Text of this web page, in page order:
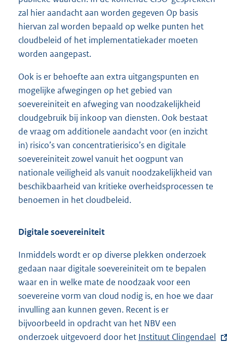
zal hier aandacht aan worden gegeven Op basis
hiervan zal worden bepaald op welke punten het
cloudbeleid of het implementatiekader moeten
worden aangepast.
Ook is er behoefte aan extra uitgangspunten en
mogelijke afwegingen op het gebied van
soevereiniteit en afweging van noodzakelijkheid
cloudgebruik bij inkoop van diensten. Ook bestaat
de vraag om additionele aandacht voor (en inzicht
in) risico’s van concentratierisico’s en digitale
soevereiniteit zowel vanuit het oogpunt van
nationale veiligheid als vanuit noodzakelijkheid van
beschikbaarheid van kritieke overheidsprocessen te
benoemen in het cloudbeleid.
Digitale soevereiniteit
Inmiddels wordt er op diverse plekken onderzoek
gedaan naar digitale soevereiniteit om te bepalen
waar en in welke mate de noodzaak voor een
soevereine vorm van cloud nodig is, en hoe we daar
invulling aan kunnen geven. Recent is er
bijvoorbeeld in opdracht van het NBV een
onderzoek uitgevoerd door het E
Instituut Clingendael